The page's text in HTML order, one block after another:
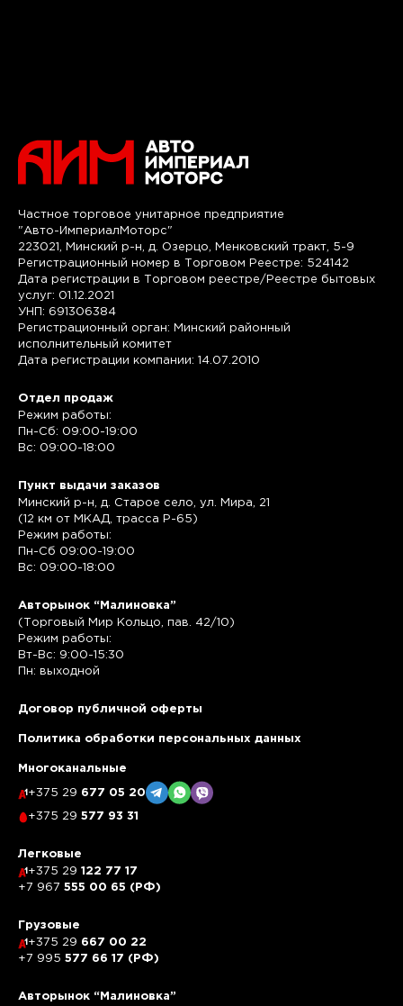
Частное торговое унитарное предприятие
"Авто-ИмпериалМоторс"
223021, Минский р-н, д. Озерцо, Менковский тракт, 5-9
Регистрационный номер в Торговом Реестре: 524142
Дата регистрации в Торговом реестре/Реестре бытовых
услуг: 01.12.2021
УНП: 691306384
Регистрационный орган: Минский районный
исполнительный комитет
Дата регистрации компании: 14.07.2010
Отдел продаж
Режим работы:
Пн-Сб: 09:00-19:00
Вс: 09:00-18:00
Пункт выдачи заказов
Минский р-н, д. Старое село, ул. Мира, 21
(12 км от МКАД, трасса P-65)
Режим работы:
Пн-Сб 09:00-19:00
Вс: 09:00-18:00
Авторынок “Малиновка”
(Торговый Мир Кольцо, пав. 42/10)
Режим работы:
Вт-Вс: 9:00-15:30
Пн: выходной
Договор публичной оферты
Политика обработки персональных данных
Многоканальные
+375 29 677 05 20
+375 29 577 93 31
Легковые
+375 29 122 77 17
+7 967 555 00 65 (РФ)
Грузовые
+375 29 667 00 22
+7 995 577 66 17 (РФ)
Авторынок “Малиновка”